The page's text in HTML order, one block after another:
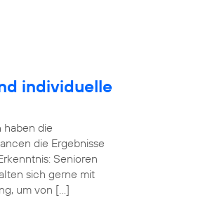
individuelle
haben die
die Ergebnisse
Senioren
sich gerne mit
um von […]